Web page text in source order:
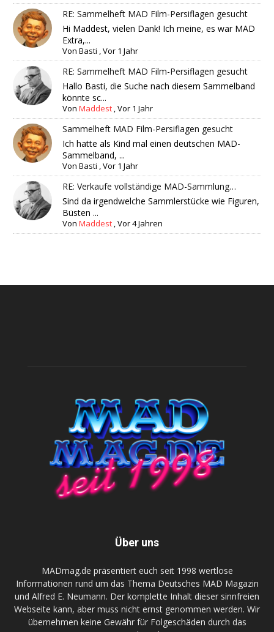
RE: Sammelheft MAD Film-Persiflagen gesucht
Hi Maddest, vielen Dank! Ich meine, es war MAD
Extra,...
VonBasti ,Vor 1 Jahr
RE: Sammelheft MAD Film-Persiflagen gesucht
Hallo Basti, die Suche nach diesem Sammelband
könnte sc...
VonMaddest ,Vor 1 Jahr
Sammelheft MAD Film-Persiflagen gesucht
Ich hatte als Kind mal einen deutschen MAD-
Sammelband, ...
VonBasti ,Vor 1 Jahr
RE: Verkaufe vollständige MAD-Sammlung…
Sind da irgendwelche Sammlerstücke wie Figuren,
Büsten ...
VonMaddest ,Vor 4 Jahren
Über uns
MADmag.de präsentiert euch seit 1998 wertlose
Informationen rund um das Thema Deutsches MAD Magazin
und Alfred E. Neumann. Der komplette Inhalt dieser sinnfreien
Webseite kann, aber muss nicht ernst genommen werden. Wir
übernehmen keine Gewähr für Folgeschäden durch das